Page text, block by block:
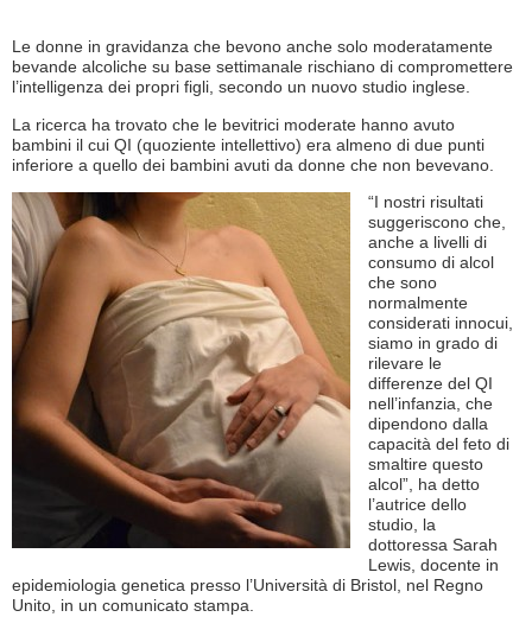
Le donne in gravidanza che bevono anche solo moderatamente
bevande alcoliche su base settimanale rischiano di compromettere
l’intelligenza dei propri figli, secondo un nuovo studio inglese.
La ricerca ha trovato che le bevitrici moderate hanno avuto
bambini il cui QI (quoziente intellettivo) era almeno di due punti
inferiore a quello dei bambini avuti da donne che non bevevano.
“I nostri risultati
suggeriscono che,
anche a livelli di
consumo di alcol
che sono
normalmente
considerati innocui,
siamo in grado di
rilevare le
differenze del QI
nell’infanzia, che
dipendono dalla
capacità del feto di
smaltire questo
alcol”, ha detto
l’autrice dello
studio, la
dottoressa Sarah
Lewis, docente in
epidemiologia genetica presso l’Università di Bristol, nel Regno
Unito, in un comunicato stampa.